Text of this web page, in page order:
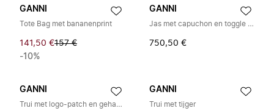
GANNI
Tote Bag met bananenprint
141,50 €157 €
-10%
GANNI
Jas met capuchon en toggle sluiting
750,50 €
GANNI
Trui met logo-patch en gehaakte rand
GANNI
Trui met tijger